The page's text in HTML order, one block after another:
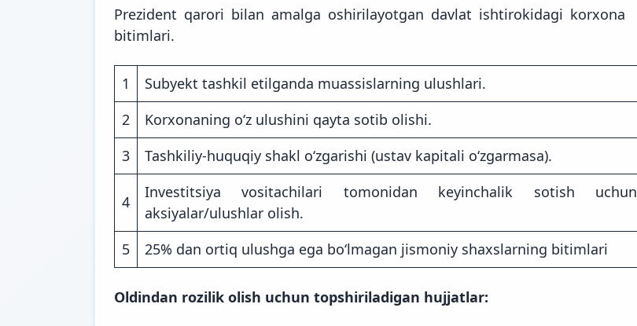
Prezident qarori bilan amalga oshirilayotgan davlat ishtirokidagi korxona
bitimlari.
1
Subyekt tashkil etilganda muassislarning ulushlari.
2
Korxonaning oʻz ulushini qayta sotib olishi.
3
Tashkiliy-huquqiy shakl oʻzgarishi (ustav kapitali oʻzgarmasa).
4
Investitsiya vositachilari tomonidan keyinchalik sotish uchun
aksiyalar/ulushlar olish.
5
25% dan ortiq ulushga ega boʻlmagan jismoniy shaxslarning bitimlari
Oldindan rozilik olish uchun topshiriladigan hujjatlar: